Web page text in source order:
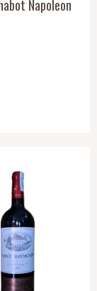
Napoleon